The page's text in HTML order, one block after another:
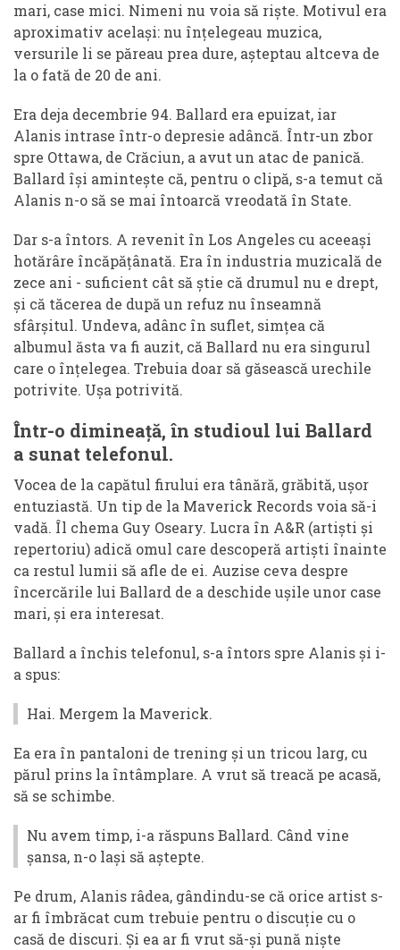
mari, case mici. Nimeni nu voia să riște. Motivul era
aproximativ același: nu înțelegeau muzica,
versurile li se păreau prea dure, așteptau altceva de
la o fată de 20 de ani.
Era deja decembrie 94. Ballard era epuizat, iar
Alanis intrase într-o depresie adâncă. Într-un zbor
spre Ottawa, de Crăciun, a avut un atac de panică.
Ballard își amintește că, pentru o clipă, s-a temut că
Alanis n-o să se mai întoarcă vreodată în State.
Dar s-a întors. A revenit în Los Angeles cu aceeași
hotărâre încăpățânată. Era în industria muzicală de
zece ani - suficient cât să știe că drumul nu e drept,
și că tăcerea de după un refuz nu înseamnă
sfârșitul. Undeva, adânc în suflet, simțea că
albumul ăsta va fi auzit, că Ballard nu era singurul
care o înțelegea. Trebuia doar să găsească urechile
potrivite. Ușa potrivită.
Într-o dimineață, în studioul lui Ballard
a sunat telefonul.
Vocea de la capătul firului era tânără, grăbită, ușor
entuziastă. Un tip de la Maverick Records voia să-i
vadă. Îl chema Guy Oseary. Lucra în A&R (artiști și
repertoriu) adică omul care descoperă artiști înainte
ca restul lumii să afle de ei. Auzise ceva despre
încercările lui Ballard de a deschide ușile unor case
mari, și era interesat.
Ballard a închis telefonul, s-a întors spre Alanis și i-
a spus:
Hai. Mergem la Maverick.
Ea era în pantaloni de trening și un tricou larg, cu
părul prins la întâmplare. A vrut să treacă pe acasă,
să se schimbe.
Nu avem timp, i-a răspuns Ballard. Când vine
șansa, n-o lași să aștepte.
Pe drum, Alanis râdea, gândindu-se că orice artist s-
ar fi îmbrăcat cum trebuie pentru o discuție cu o
casă de discuri. Și ea ar fi vrut să-și pună niște